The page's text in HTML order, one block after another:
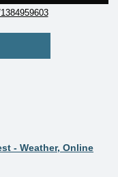
- Weather, Online